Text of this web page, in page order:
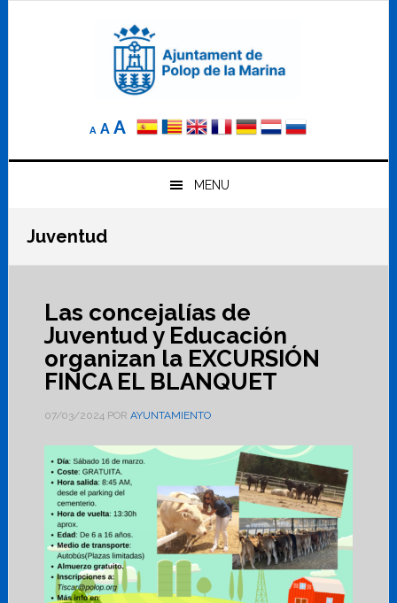
A
Reducir
elA Tamaño
AAumentar
el
tamañoMENU
Juventud
Las concejalías de
Juventud y Educación
organizan la EXCURSIÓN
FINCA EL BLANQUET
07/03/2024POR AYUNTAMIENTO